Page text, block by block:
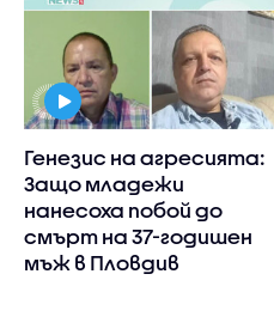
Генезис на агресията:
Защо младежи
нанесоха побой до
смърт на 37-годишен
мъж в Пловдив